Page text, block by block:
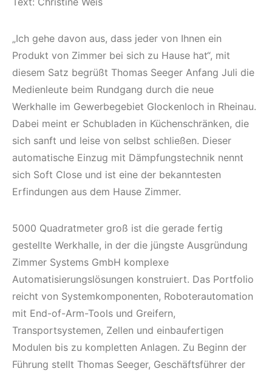
„Ich gehe davon aus, dass jeder von Ihnen ein
Produkt von Zimmer bei sich zu Hause hat“, mit
diesem Satz begrüßt Thomas Seeger Anfang Juli die
Medienleute beim Rundgang durch die neue
Werkhalle im Gewerbegebiet Glockenloch in Rheinau.
Dabei meint er Schubladen in Küchenschränken, die
sich sanft und leise von selbst schließen. Dieser
automatische Einzug mit Dämpfungstechnik nennt
sich Soft Close und ist eine der bekanntesten
Erfindungen aus dem Hause Zimmer.
5000 Quadratmeter groß ist die gerade fertig
gestellte Werkhalle, in der die jüngste Ausgründung
Zimmer Systems GmbH komplexe
Automatisierungslösungen konstruiert. Das Portfolio
reicht von Systemkomponenten, Roboterautomation
mit End-of-Arm-Tools und Greifern,
Transportsystemen, Zellen und einbaufertigen
Modulen bis zu kompletten Anlagen. Zu Beginn der
Führung stellt Thomas Seeger, Geschäftsführer der